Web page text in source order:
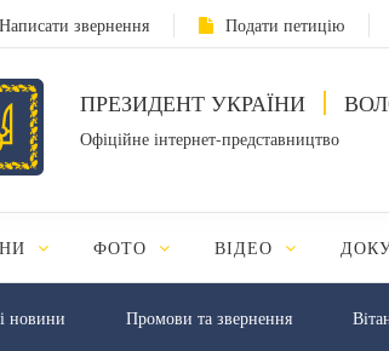
Написати звернення Подати петицію
ПРЕЗИДЕНТ УКРАЇНИ
Офіційне інтернет-представництво
ФОТО ВІДЕО
новини Промови та звернення